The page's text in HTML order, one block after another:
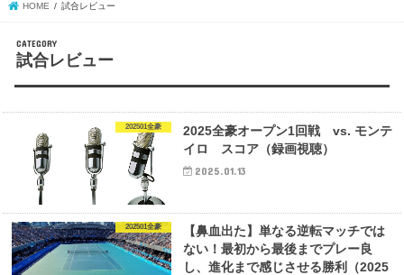
HOME 試合レビュー
試合レビュー
202501全豪
2025全豪オープン1回戦 vs. モンテ
イロ スコア（録画視聴）
2025.01.13
202501全豪
【鼻血出た】単なる逆転マッチでは
ない！最初から最後までプレー良
し、進化まで感じさせる勝利（2025